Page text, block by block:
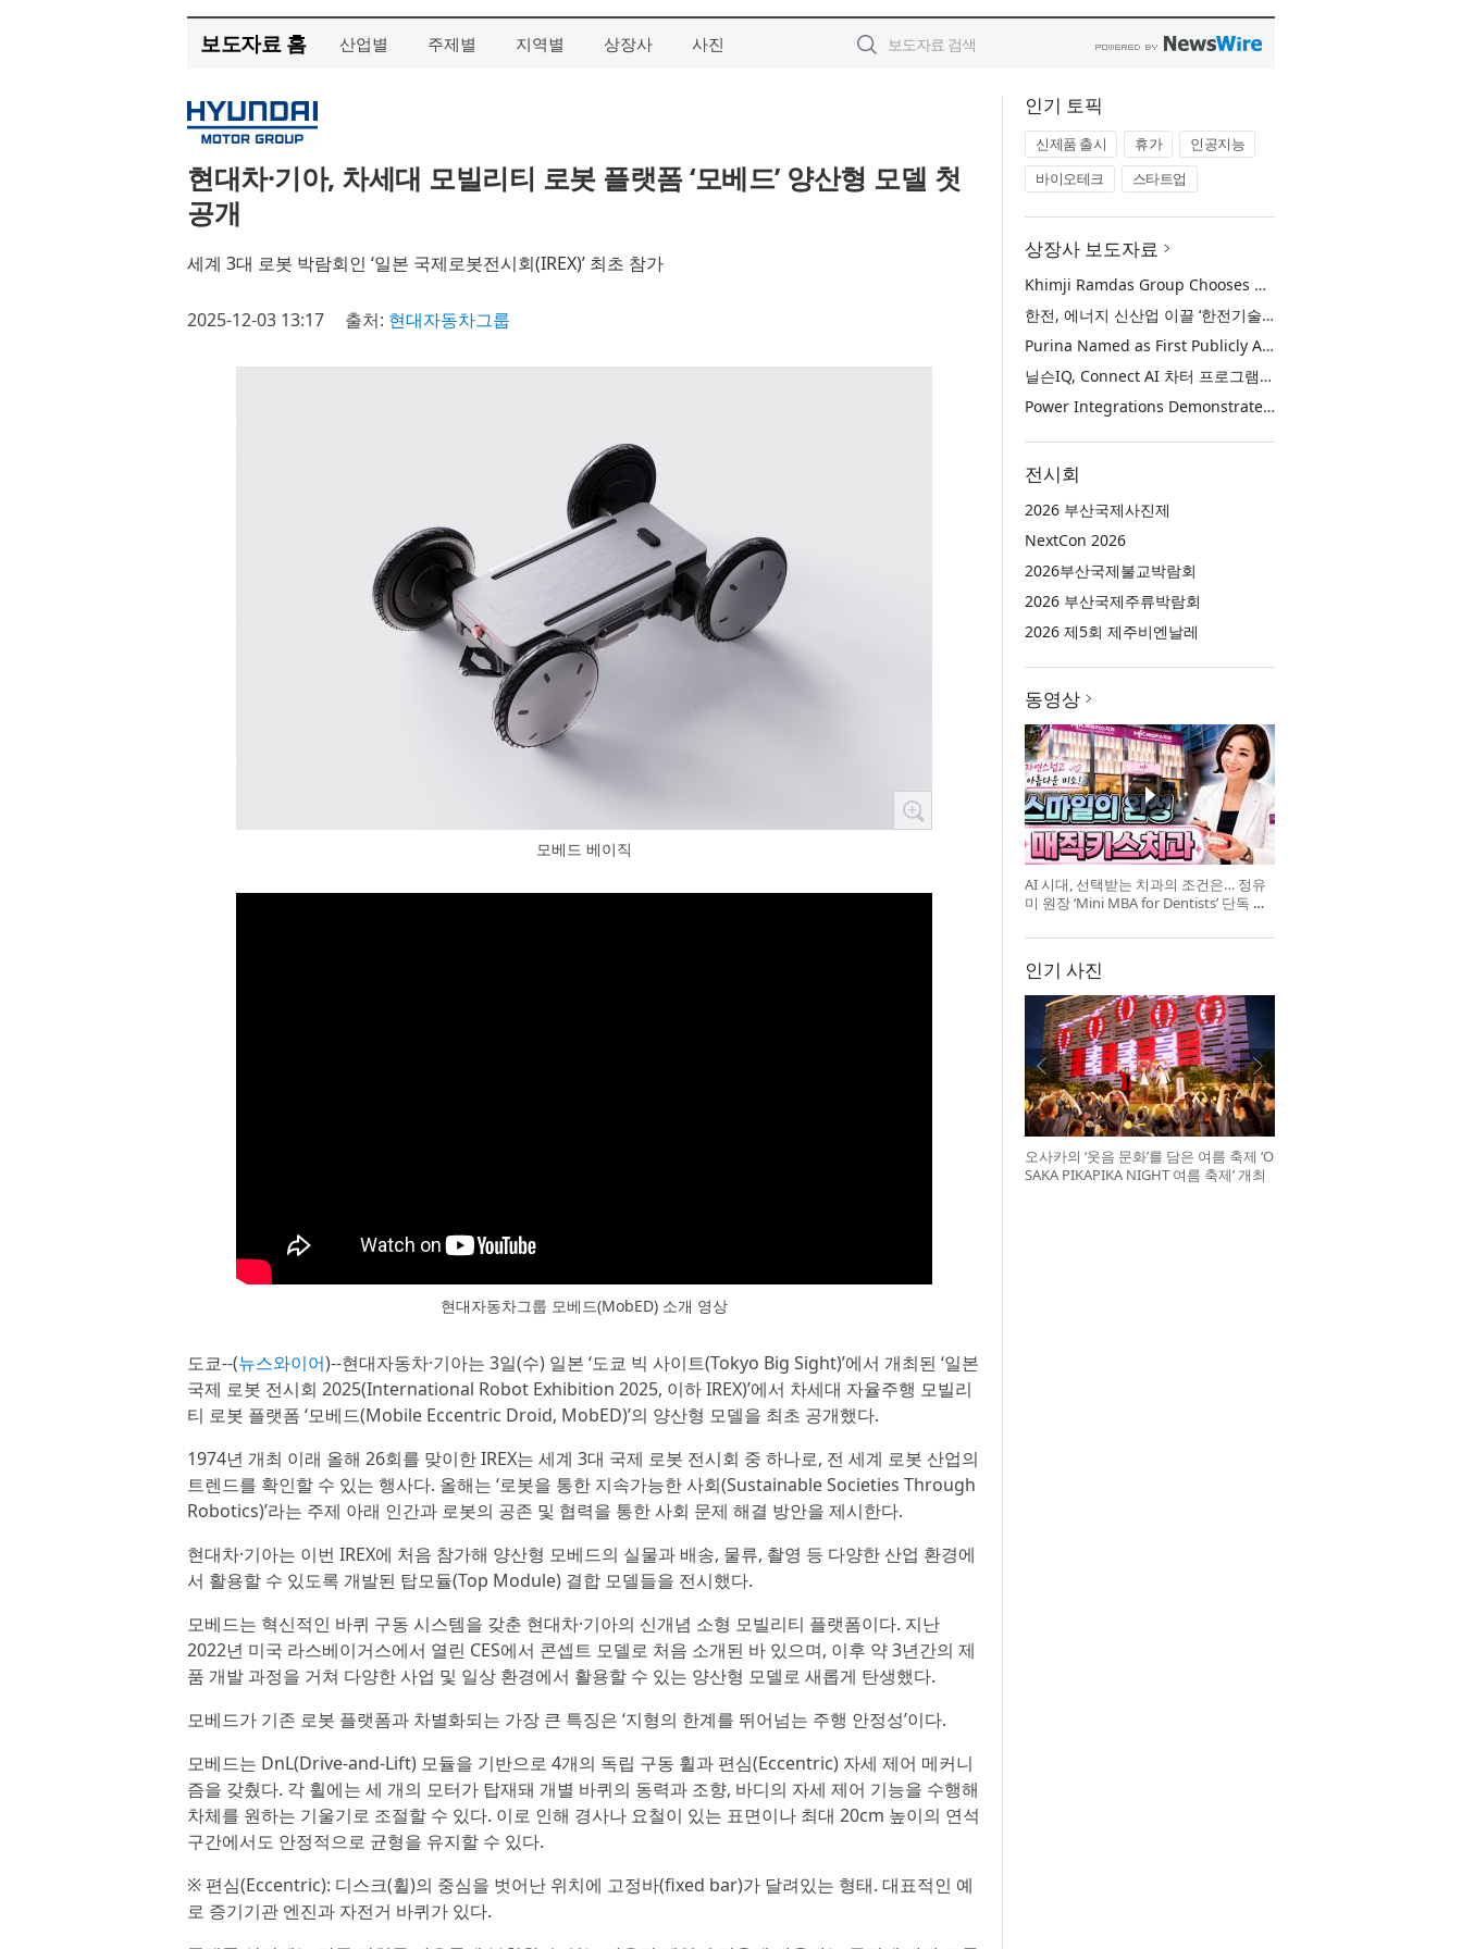
보도자료 홈 산업별 주제별 지역별 상장사 사진
현대차·기아, 차세대 모빌리티 로봇 플랫폼 ‘모베드’ 양산형 모델 첫
공개
세계 3대 로봇 박람회인 ‘일본 국제로봇전시회(IREX)’ 최초 참가
2025-12-03 13:17 출처: 현대자동차그룹
모베드 베이직
현대자동차그룹 모베드(MobED) 소개 영상
도쿄--(뉴스와이어)--현대자동차·기아는 3일(수) 일본 ‘도쿄 빅 사이트(Tokyo Big Sight)’에서 개최된 ‘일본
국제 로봇 전시회 2025(International Robot Exhibition 2025, 이하 IREX)’에서 차세대 자율주행 모빌리
티 로봇 플랫폼 ‘모베드(Mobile Eccentric Droid, MobED)’의 양산형 모델을 최초 공개했다.
1974년 개최 이래 올해 26회를 맞이한 IREX는 세계 3대 국제 로봇 전시회 중 하나로, 전 세계 로봇 산업의
트렌드를 확인할 수 있는 행사다. 올해는 ‘로봇을 통한 지속가능한 사회(Sustainable Societies Through
Robotics)’라는 주제 아래 인간과 로봇의 공존 및 협력을 통한 사회 문제 해결 방안을 제시한다.
현대차·기아는 이번 IREX에 처음 참가해 양산형 모베드의 실물과 배송, 물류, 촬영 등 다양한 산업 환경에
서 활용할 수 있도록 개발된 탑모듈(Top Module) 결합 모델들을 전시했다.
모베드는 혁신적인 바퀴 구동 시스템을 갖춘 현대차·기아의 신개념 소형 모빌리티 플랫폼이다. 지난
2022년 미국 라스베이거스에서 열린 CES에서 콘셉트 모델로 처음 소개된 바 있으며, 이후 약 3년간의 제
품 개발 과정을 거쳐 다양한 사업 및 일상 환경에서 활용할 수 있는 양산형 모델로 새롭게 탄생했다.
모베드가 기존 로봇 플랫폼과 차별화되는 가장 큰 특징은 ‘지형의 한계를 뛰어넘는 주행 안정성’이다.
모베드는 DnL(Drive-and-Lift) 모듈을 기반으로 4개의 독립 구동 휠과 편심(Eccentric) 자세 제어 메커니
즘을 갖췄다. 각 휠에는 세 개의 모터가 탑재돼 개별 바퀴의 동력과 조향, 바디의 자세 제어 기능을 수행해
차체를 원하는 기울기로 조절할 수 있다. 이로 인해 경사나 요철이 있는 표면이나 최대 20cm 높이의 연석
구간에서도 안정적으로 균형을 유지할 수 있다.
※ 편심(Eccentric): 디스크(휠)의 중심을 벗어난 위치에 고정바(fixed bar)가 달려있는 형태. 대표적인 예
로 증기기관 엔진과 자전거 바퀴가 있다.
인기 토픽
신제품 출시 휴가
인공지능
바이오테크
스타트업
상장사 보도자료
Khimji Ramdas Group Chooses Rimini Street to Reduce SAP Support Costs, Protect 700+ Customizations and Reinvest Savings in Innovation
한전, 에너지 신산업 이끌 ‘한전기술지주’ 공식 출범
Purina Named as First Publicly Announced NIQ ConnectAI Charter Client
닐슨IQ, Connect AI 차터 프로그램 최초 고객사 ‘퓨리나’ 선정
Power Integrations Demonstrates World’s First 2200 V GaN Technology for Next-Era High-Voltage Power Systems
전시회
2026 부산국제사진제
NextCon 2026
2026부산국제불교박람회
2026 부산국제주류박람회
2026 제5회 제주비엔날레
동영상
AI 시대, 선택받는 치과의 조건은… 정유
미 원장 ‘Mini MBA for Dentists’ 단독 특
인기 사진
오사카의 ‘웃음 문화’를 담은 여름 축제 ‘O
SAKA PIKAPIKA NIGHT 여름 축제’ 개최